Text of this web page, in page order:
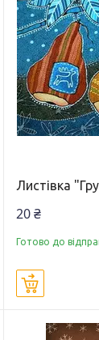
Листівка
20 ₴
Готово до